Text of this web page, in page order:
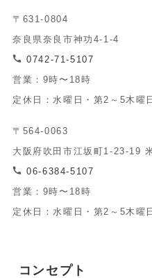
〒631-0804
奈良県奈良市神功4-1-4
0742-71-5107
営業：9時〜18時
定休日：水曜日・第2～5木曜
〒564-0063
大阪府吹田市江坂町1-23-19
06-6384-5107
営業：9時〜18時
定休日：水曜日・第2～5木曜
コンセプト